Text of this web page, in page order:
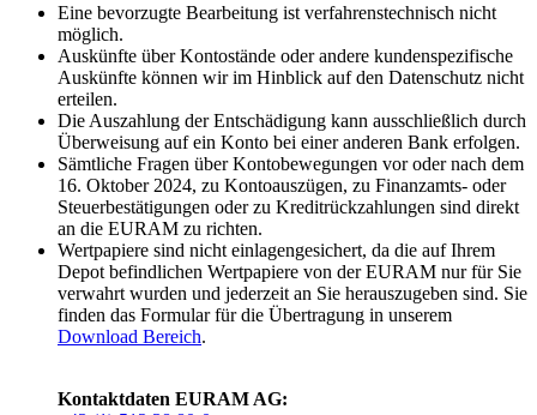
Eine bevorzugte Bearbeitung ist verfahrenstechnisch nicht
möglich.
Auskünfte über Kontostände oder andere kundenspezifische
Auskünfte können wir im Hinblick auf den Datenschutz nicht
erteilen.
Die Auszahlung der Entschädigung kann ausschließlich durch
Überweisung auf ein Konto bei einer anderen Bank erfolgen.
Sämtliche Fragen über Kontobewegungen vor oder nach dem
16. Oktober 2024, zu Kontoauszügen, zu Finanzamts- oder
Steuerbestätigungen oder zu Kreditrückzahlungen sind direkt
an die EURAM zu richten.
Wertpapiere sind nicht einlagengesichert, da die auf Ihrem
Depot befindlichen Wertpapiere von der EURAM nur für Sie
verwahrt wurden und jederzeit an Sie herauszugeben sind. Sie
finden das Formular für die Übertragung in unserem
Download Bereich.
Kontaktdaten EURAM AG: